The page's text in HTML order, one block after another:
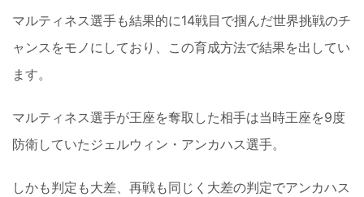
マルティネス選手も結果的に14戦目で掴んだ世界挑戦のチ
ャンスをモノにしており、この育成方法で結果を出してい
ます。
マルティネス選手が王座を奪取した相手は当時王座を9度
防衛していたジェルウィン・アンカハス選手。
しかも判定も大差、再戦も同じく大差の判定でアンカハス